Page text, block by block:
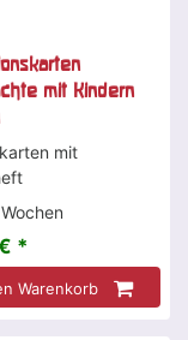
mit Kindern
mit
*
Warenkorb